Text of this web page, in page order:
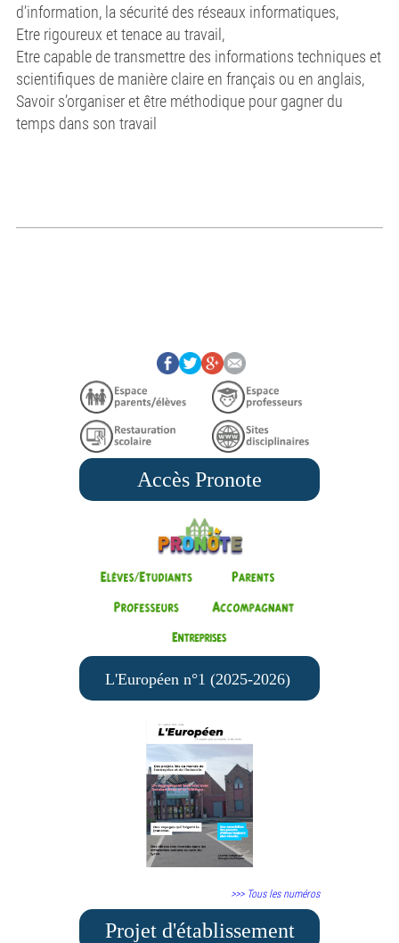
d’information, la sécurité des réseaux informatiques,
Etre rigoureux et tenace au travail,
Etre capable de transmettre des informations techniques et
scientifiques de manière claire en français ou en anglais,
Savoir s’organiser et être méthodique pour gagner du
temps dans son travail
Accès Pronote
L'Européen n°1 (2025-2026)
>>> Tous les numéros
Projet d'établissement